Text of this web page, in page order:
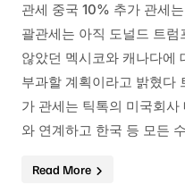
관세 중국 10% 추가 관세
괄관세는 아직 도널드 트
않았던 멕시코와 캐나다
부과할 계획이라고 밝혔다
가 관세는 틱톡의 미국회
와 연계하고 한국 등 모든
Read More